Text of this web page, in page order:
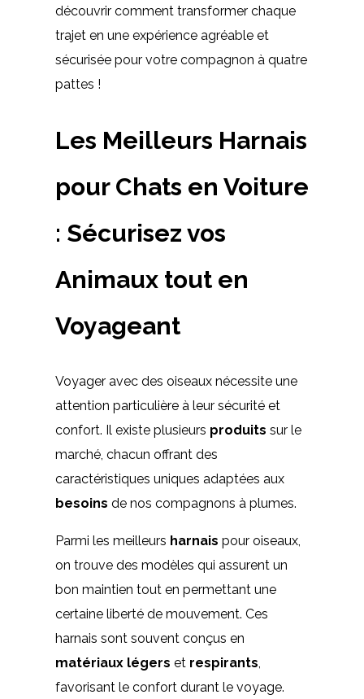
découvrir comment transformer chaque
trajet en une expérience agréable et
sécurisée pour votre compagnon à quatre
pattes !
Les Meilleurs Harnais
pour Chats en Voiture
: Sécurisez vos
Animaux tout en
Voyageant
Voyager avec des oiseaux nécessite une
attention particulière à leur sécurité et
confort. Il existe plusieurs produits sur le
marché, chacun offrant des
caractéristiques uniques adaptées aux
besoins de nos compagnons à plumes.
Parmi les meilleurs harnais pour oiseaux,
on trouve des modèles qui assurent un
bon maintien tout en permettant une
certaine liberté de mouvement. Ces
harnais sont souvent conçus en
matériaux légers et respirants
favorisant le confort durant le voyage.